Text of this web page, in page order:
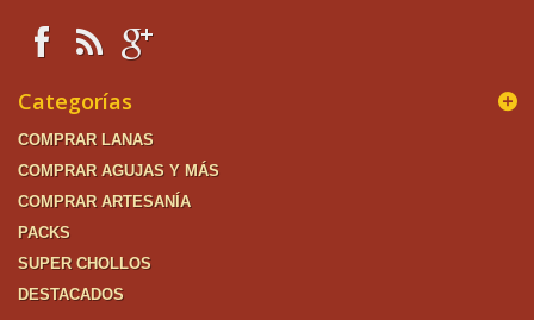
Categorías
COMPRAR LANAS
COMPRAR AGUJAS Y MÁS
COMPRAR ARTESANÍA
PACKS
SUPER CHOLLOS
DESTACADOS